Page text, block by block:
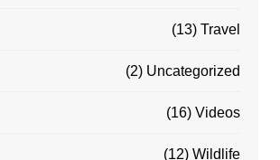
Travel
(13)
Uncategorized
(2)
Videos
(16)
Wildlife
(12)